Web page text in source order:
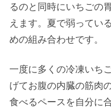
るのと同時にいちごの
えます。夏で弱ってい
めの組み合わせです。
一度に多くの冷凍いち
げてお腹の内臓の筋肉
食べるペースを自分に